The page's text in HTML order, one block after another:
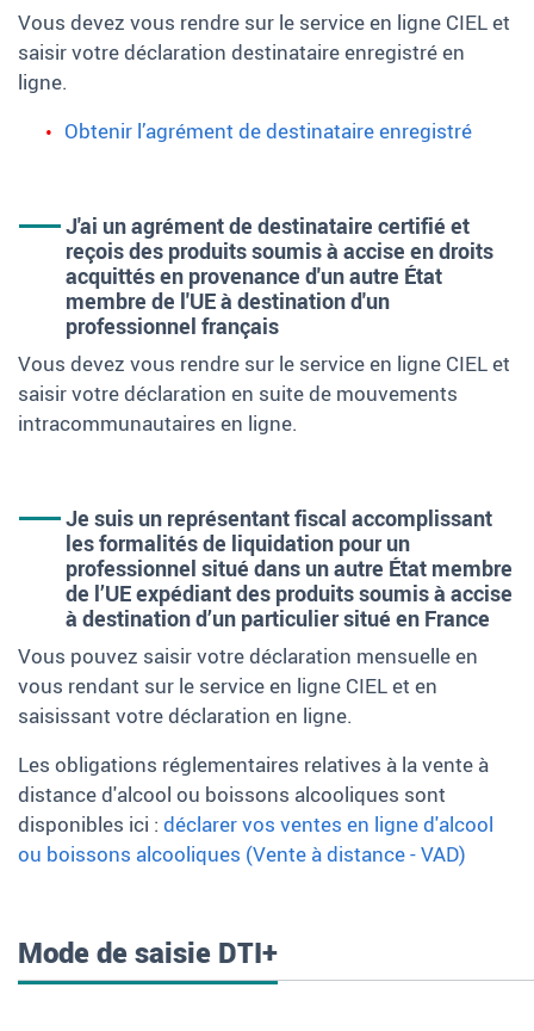
Vous devez vous rendre sur le service en ligne CIEL et
saisir votre déclaration destinataire enregistré en
ligne.
Obtenir l’agrément de destinataire enregistré
J'ai un agrément de destinataire certifié et
reçois des produits soumis à accise en droits
acquittés en provenance d'un autre État
membre de l'UE à destination d'un
professionnel français
Vous devez vous rendre sur le service en ligne CIEL et
saisir votre déclaration en suite de mouvements
intracommunautaires en ligne.
Je suis un représentant fiscal accomplissant
les formalités de liquidation pour un
professionnel situé dans un autre État membre
de l’UE expédiant des produits soumis à accise
à destination d’un particulier situé en France
Vous pouvez saisir votre déclaration mensuelle en
vous rendant sur le service en ligne CIEL et en
saisissant votre déclaration en ligne.
Les obligations réglementaires relatives à la vente à
distance d'alcool ou boissons alcooliques sont
disponibles ici : déclarer vos ventes en ligne d'alcool
ou boissons alcooliques (Vente à distance - VAD)
Mode de saisie DTI+